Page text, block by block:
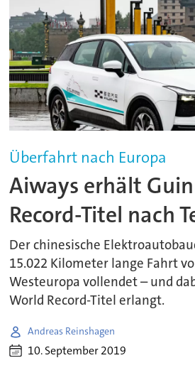
Überfahrt nach Europa
Aiways erhält
Record-Titel nach
Der chinesische
15.022 Kilometer lange Fahrt
Westeuropa vollendet – und
World Record-Titel erlangt.
Andreas Reinshagen
10. September 2019